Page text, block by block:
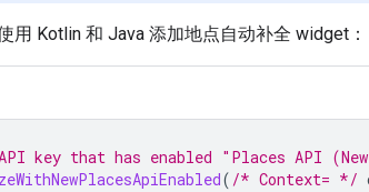
用 Kotlin 和 Java 添加地点自动补全 widget：
key that has enabled "Places API
( /* Context= */